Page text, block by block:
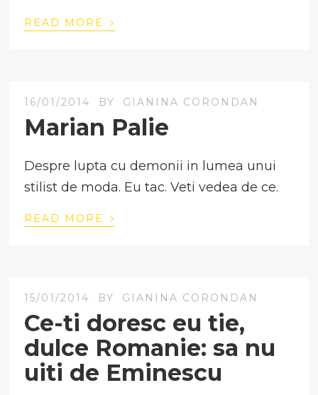
READ MORE ›
16/01/2014 BY GIANINA CORONDAN
Marian Palie
Despre lupta cu demonii in lumea unui
stilist de moda. Eu tac. Veti vedea de ce.
READ MORE ›
15/01/2014 BY GIANINA CORONDAN
Ce-ti doresc eu tie,
dulce Romanie: sa nu
uiti de Eminescu